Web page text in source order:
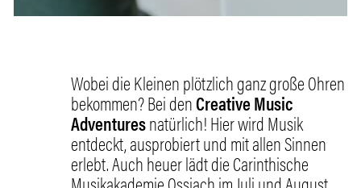
Wobei die Kleinen plötzlich ganz große Ohren
bekommen? Bei denCreative Music
Adventuresnatürlich! Hier wird Musik
entdeckt, ausprobiert und mit allen Sinnen
erlebt. Auch heuer lädt die Carinthische